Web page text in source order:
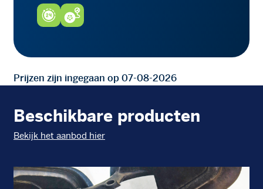
Prijzen zijn ingegaan op 07-08-2026
Beschikbare producten
Bekijk het aanbod hier